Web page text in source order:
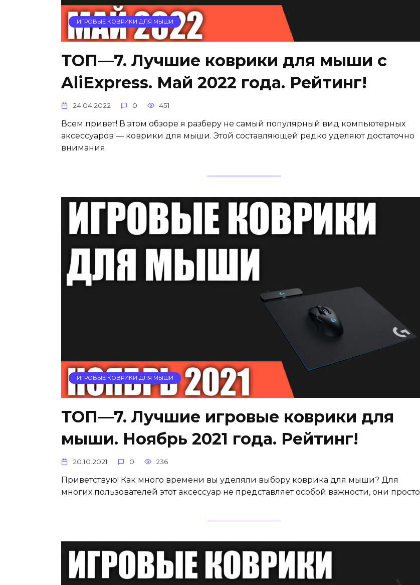
ИГРОВЫЕ КОВРИКИ ДЛЯ МЫШИ
ТОП—7. Лучшие коврики для мыши с
AliExpress. Май 2022 года. Рейтинг!
24.04.2022 0 451
Всем привет! В этом обзоре я разберу не самый популярный вид компьютерных
аксессуаров — коврики для мыши. Этой составляющей редко уделяют достаточно
внимания.
ИГРОВЫЕ КОВРИКИ ДЛЯ МЫШИ
ТОП—7. Лучшие игровые коврики для
мыши. Ноябрь 2021 года. Рейтинг!
20.10.2021 0 236
Приветствую! Как много времени вы уделяли выбору коврика для мыши? Для
многих пользователей этот аксессуар не представляет особой важности, они просто